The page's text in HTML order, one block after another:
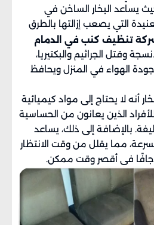
يساعد البخار الساخن في
التي يصعب إزالتها بالطرق
تنظيف كنب في الدمام
وقتل الجراثيم والبكتيريا،
الهواء في المنزل ويحافظ
أنه لا يحتاج إلى مواد كيميائية
الذين يعانون من الحساسية
بالإضافة إلى ذلك، يساعد
مما يقلل من وقت الانتظار
في أقصر وقت ممكن.